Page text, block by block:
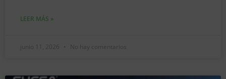
LEER MÁS »
junio 11, 2026 No hay comentarios